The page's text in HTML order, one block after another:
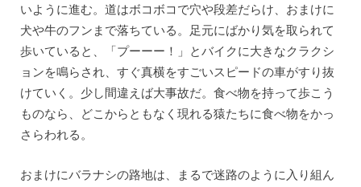
いように進む。道はボコボコで穴や段差だらけ、おまけに
犬や牛のフンまで落ちている。足元にばかり気を取られて
歩いていると、「プーーー！」とバイクに大きなクラクシ
ョンを鳴らされ、すぐ真横をすごいスピードの車がすり抜
けていく。少し間違えば大事故だ。食べ物を持って歩こう
ものなら、どこからともなく現れる猿たちに食べ物をかっ
さらわれる。
おまけにバラナシの路地は、まるで迷路のように入り組ん